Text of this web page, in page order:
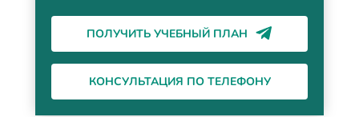
ПОЛУЧИТЬ УЧЕБНЫЙ ПЛАН
КОНСУЛЬТАЦИЯ ПО ТЕЛЕФОНУ